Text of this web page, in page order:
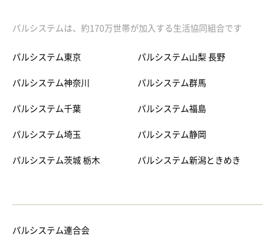
パルシステムは、約170万世帯が加入する生活協同組合です
パルシステム東京
パルシステム神奈川
パルシステム千葉
パルシステム埼玉
パルシステム茨城 栃木
パルシステム山梨 長野
パルシステム群馬
パルシステム福島
パルシステム静岡
パルシステム新潟ときめき
パルシステム連合会